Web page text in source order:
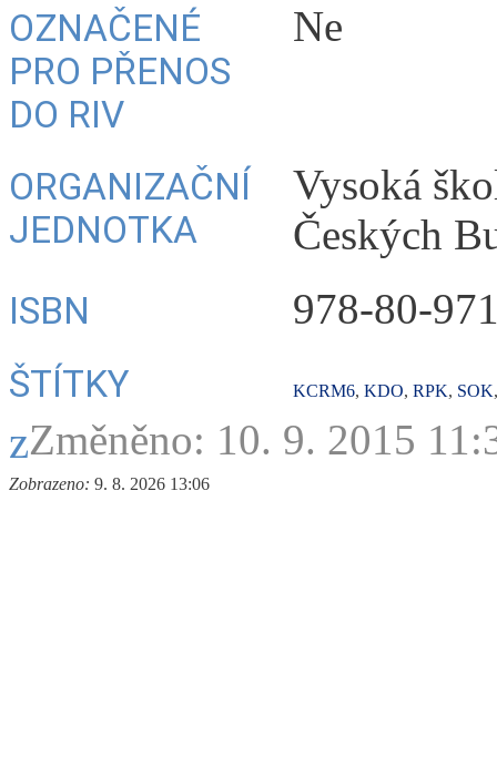
OZNAČENÉ
PRO PŘENOS
DO RIV
Ne
ORGANIZAČNÍ
JEDNOTKA
Vysoká
Českých
ISBN 978-80-
ŠTÍTKY KCRM6, KDO, RPK, SOK
Změněno: 10. 9. 2015
Zobrazeno: 9. 8. 2026 13:06